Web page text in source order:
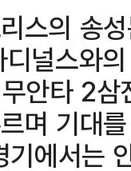
스의 송
널스와
안타 2
며 기대
에서는